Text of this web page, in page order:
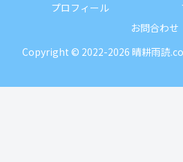
プロフィール
お問合わせ
Copyright © 2022-2026 晴耕雨読